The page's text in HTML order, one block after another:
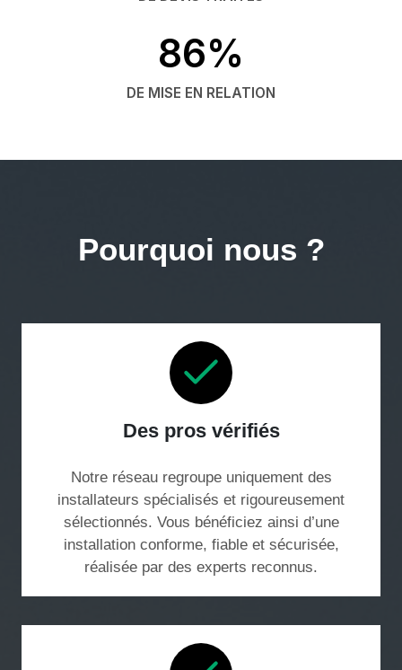
86%
DE MISE EN RELATION
Pourquoi nous ?
Des pros vérifiés
Notre réseau regroupe uniquement des
installateurs spécialisés et rigoureusement
sélectionnés. Vous bénéficiez ainsi d’une
installation conforme, fiable et sécurisée,
réalisée par des experts reconnus.